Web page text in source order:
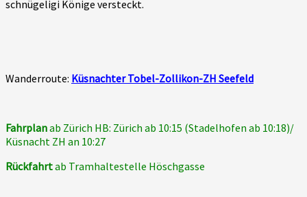
schnügeligi Könige versteckt.
Wanderroute: Küsnachter Tobel-Zollikon-ZH Seefeld
Fahrplanab Zürich HB: Zürich ab 10:15 (Stadelhofen ab 10:18)/
Küsnacht ZH an 10:27
Rückfahrtab Tramhaltestelle Höschgasse